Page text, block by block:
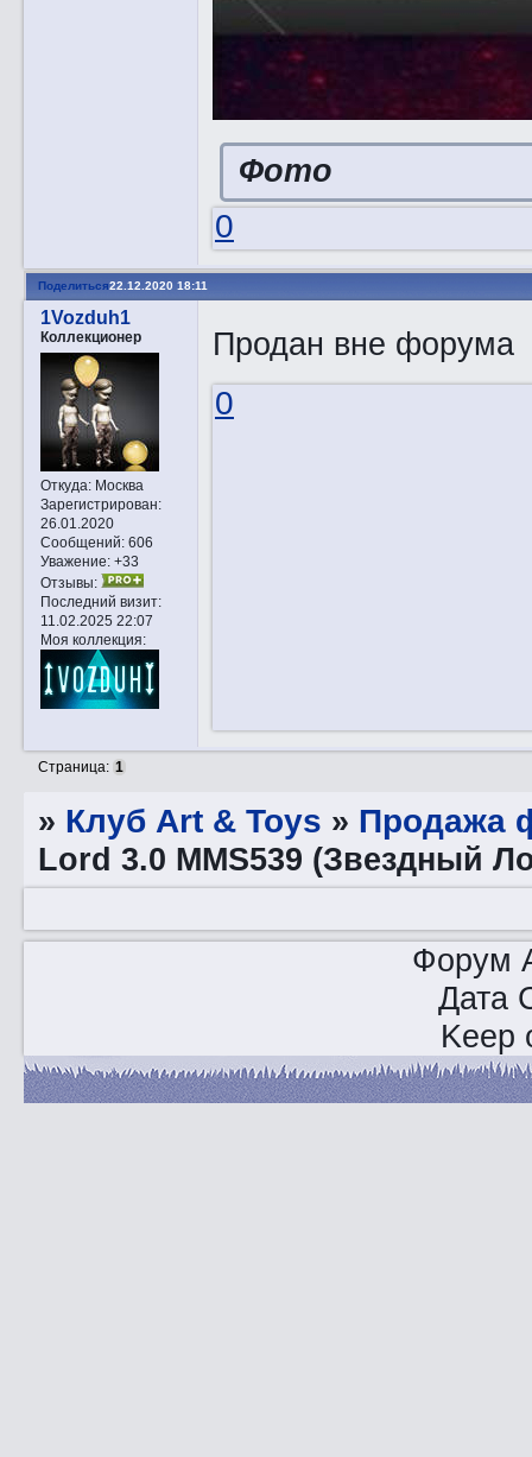
Фото
0
Поделиться22.12.2020 18:11
1Vozduh1
Коллекционер
Откуда:Москва
Зарегистрирован:
26.01.2020
Сообщений:606
Уважение: +33
Отзывы:
Последний визит:
11.02.2025 22:07
Моя коллекция:
Продан вне форума
0
Страница: 1
» Клуб Art & Toys » Продажа
Lord 3.0 MMS539 (Звездный
Форум
Дата
Keep